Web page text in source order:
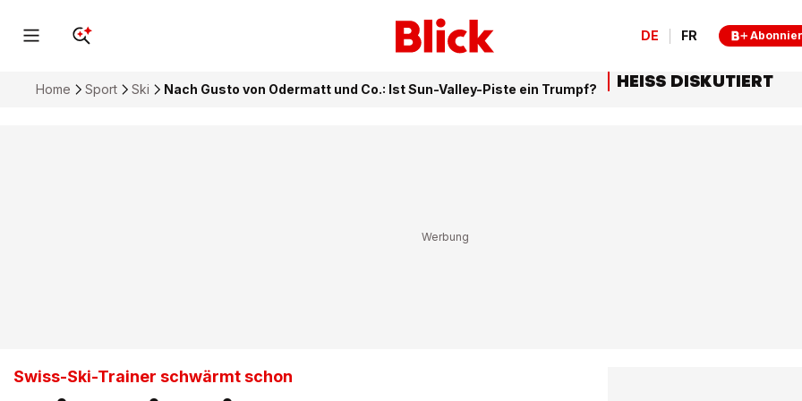
DE FR
Home Sport Ski Nach Gusto von Odermatt und Co.: Ist Sun-Valley-Piste ein Trumpf?
Swiss-Ski-Trainer schwärmt schon
HEISS DISKUTIERT